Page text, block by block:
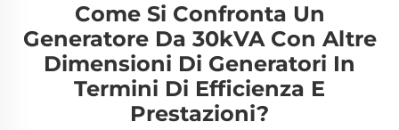
Come Si Confronta Un
Generatore Da 30kVA Con Altre
Dimensioni Di Generatori In
Termini Di Efficienza E
Prestazioni?